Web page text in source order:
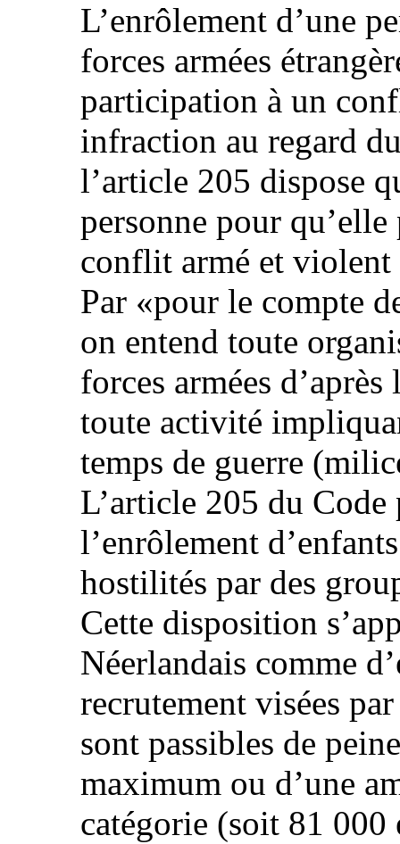
L’enrôlement d’une
forces armées
participation à un
infraction au regard
l’article 205 dispose
personne pour
conflit armé et
Par «pour le compte
on entend toute
forces armées
toute activité
temps de guerre
L’article 205 du
l’enrôlement
hostilités par des
Cette disposition
Néerlandais comme
recrutement visées
sont passibles de
maximum ou d’une
catégorie (soit 81 000